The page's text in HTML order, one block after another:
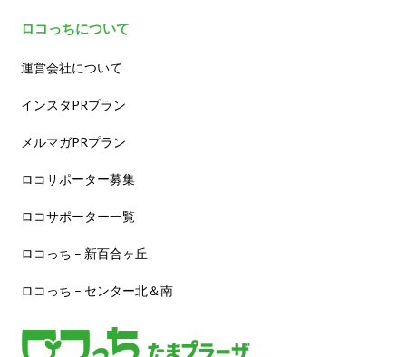
ロコっちについて
運営会社について
インスタPRプラン
メルマガPRプラン
ロコサポーター募集
ロコサポーター一覧
ロコっち – 新百合ヶ丘
ロコっち – センター北＆南